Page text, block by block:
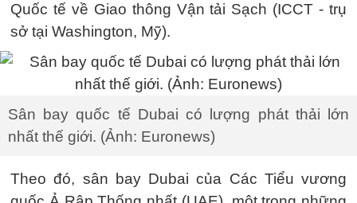
Quốc tế về Giao thông Vận tải Sạch (ICCT - trụ
sở tại Washington, Mỹ).
Sân bay quốc tế Dubai có lượng phát thải lớn
nhất thế giới. (Ảnh: Euronews)
Theo đó, sân bay Dubai của Các Tiểu vương